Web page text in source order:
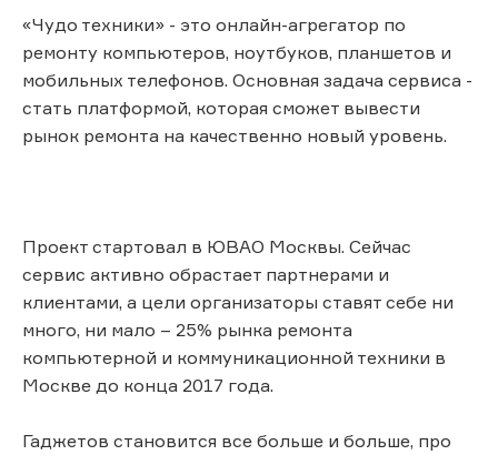
«Чудо техники» - это онлайн-агрегатор по
ремонту компьютеров, ноутбуков, планшетов и
мобильных телефонов. Основная задача сервиса -
стать платформой, которая сможет вывести
рынок ремонта на качественно новый уровень.
Проект стартовал в ЮВАО Москвы. Сейчас
сервис активно обрастает партнерами и
клиентами, а цели организаторы ставят себе ни
много, ни мало – 25% рынка ремонта
компьютерной и коммуникационной техники в
Москве до конца 2017 года.
Гаджетов становится все больше и больше, про